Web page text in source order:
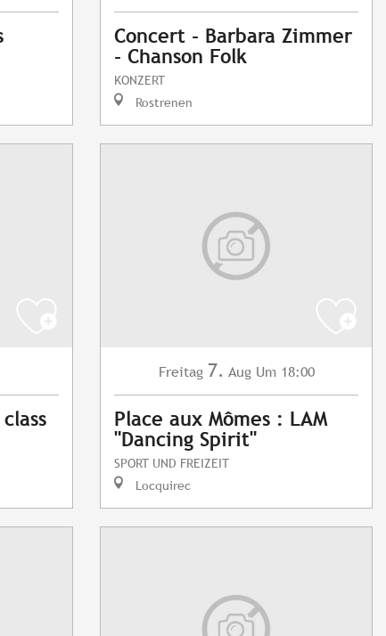
Concert - Barbara Zimmer
- Chanson Folk
KONZERT
Rostrenen
Freitag 7. Aug Um 18:00
Place aux Mômes : LAM
"Dancing Spirit"
SPORT UND FREIZEIT
Locquirec